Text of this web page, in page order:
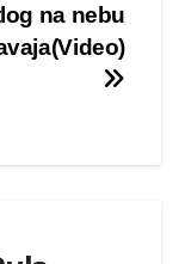
na nebu